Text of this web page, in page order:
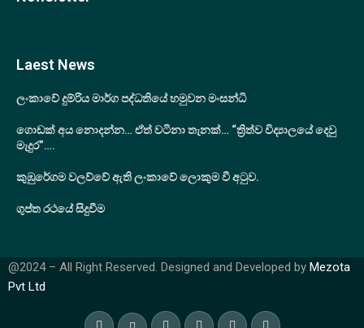
Laest News
ලංකාවේ දුම්රිය මාර්ග පද්ධතියේ හමුවන මංසන්ධි
ගොඩක් අය නොදන්න… ඒත් වටිනා තැනක්… “ත්‍රිත්ව විද්‍යාලයේ දෙවු
මැදුර”….
කුඹුරේගම වලව්වේ ඇති ලංකාවේ ලොකුම වී අටුව.
ගුප්ත රථයේ සිදුවීම
@2024 – All Right Reserved. Designed and Developed by Mezota
Pvt Ltd